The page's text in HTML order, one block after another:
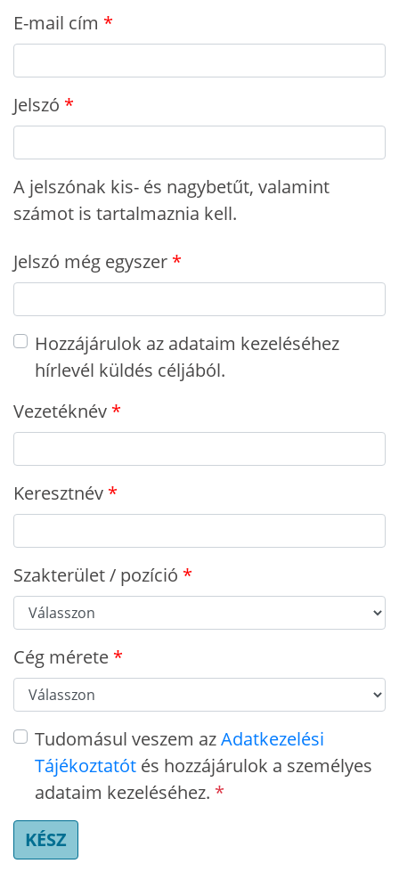
E-mail cím
Jelszó
A jelszónak kis- és nagybetűt, valamint
számot is tartalmaznia kell.
Jelszó még egyszer
Hozzájárulok az adataim kezeléséhez
hírlevél küldés céljából.
Vezetéknév
Keresztnév
Szakterület / pozíció
Cég mérete
Tudomásul veszem azAdatkezelési
Tájékoztatót és hozzájárulok a személyes
adataim kezeléséhez. *
KÉSZ